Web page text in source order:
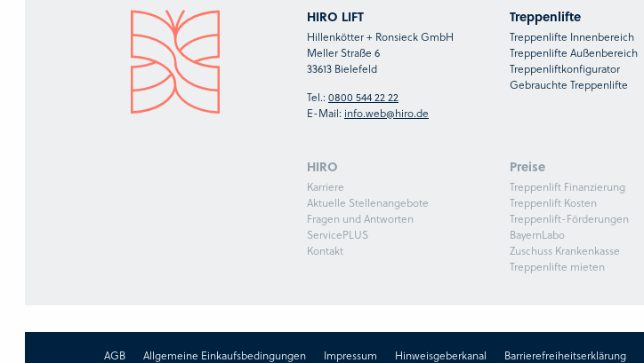
HIRO LIFT
Hillenkötter + Ronsieck GmbH
Meller Straße 6
33613 Bielefeld
Tel.: 0800 544 22 22
E-Mail: info.web@hiro.de
Treppenlifte
Treppenlifte Innenbereich
Treppenlifte Außenbereich
Treppenliftkonfigurator
Gebrauchte Treppenlifte
HIRO
Karriere
Aktuelle Stellenangebote
Fragen und Antworten
ServicePLUS
Kontakt
Preise
Treppenlift Finanzierung
Treppenlift Kosten
Treppenlift-Förderungen
BayernLabo
Zuschuss Krankenkasse
Treppenlifte mieten
AGB Allgemeine Einkaufsbedingungen Impressum Hinweisgeberkanal Barrierefreiheitserklärung